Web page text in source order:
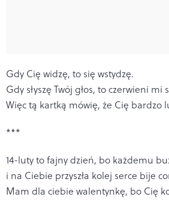
Gdy Cię widzę, to się wstydzę.
Gdy słyszę Twój głos, to czerwieni mi
Więc tą kartką mówię, że Cię bardzo
***
14-luty to fajny dzień, bo każdemu
i na Ciebie przyszła kolej serce bije
Mam dla ciebie walentynkę, bo Cię